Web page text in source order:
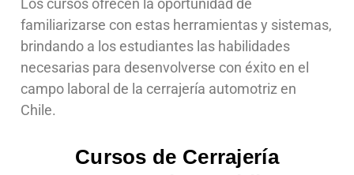
familiarizarse con estas herramientas y sistemas,
brindando a los estudiantes las habilidades
necesarias para desenvolverse con éxito en el
campo laboral de la cerrajería automotriz en
Chile.
Cursos de Cerrajería